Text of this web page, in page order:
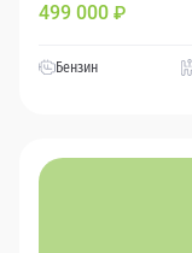
499 000 ₽
Бензин